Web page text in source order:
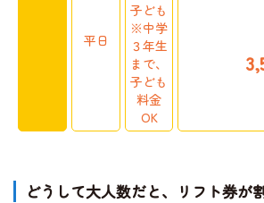
平日
子ども
※中学
３年生
まで、
子ども
料金
OK
どうして大人数だと、リフト券が